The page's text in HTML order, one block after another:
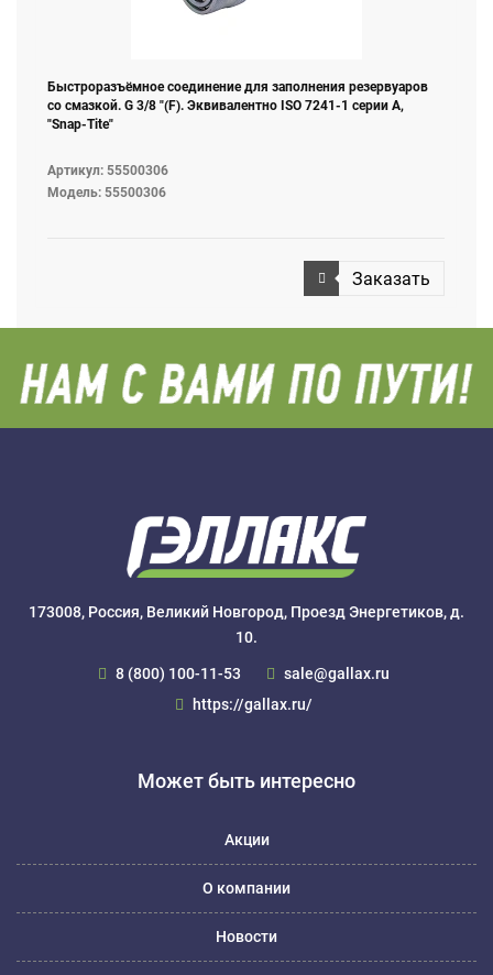
Быстроразъёмное соединение для заполнения резервуаров
со смазкой. G 3/8 "(F). Эквивалентно ISO 7241-1 серии А,
"Snap-Tite"
Артикул: 55500306
Модель: 55500306
Заказать
173008, Россия, Великий Новгород, Проезд Энергетиков, д.
10.
8 (800) 100-11-53
sale@gallax.ru
https://gallax.ru/
Может быть интересно
Акции
О компании
Новости